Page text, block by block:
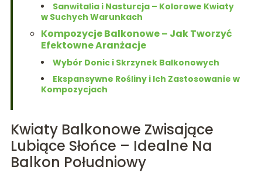
Sanwitalia i Nasturcja – Kolorowe Kwiaty
w Suchych Warunkach
Kompozycje Balkonowe – Jak Tworzyć
Efektowne Aranżacje
Wybór Donic i Skrzynek Balkonowych
Ekspansywne Rośliny i Ich Zastosowanie w
Kompozycjach
Kwiaty Balkonowe Zwisające
Lubiące Słońce – Idealne Na
Balkon Południowy